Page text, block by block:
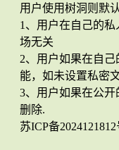
用户使用树洞则默
1、用户在自己的
场无关
2、用户如果在自
能，如未设置私密
3、用户如果在公开
删除.
苏ICP备